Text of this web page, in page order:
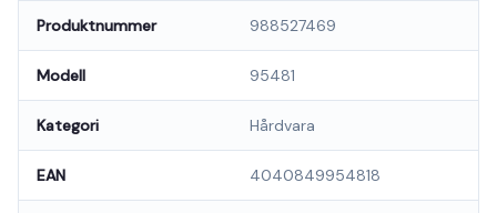
Produktnummer 988527469
Modell 95481
Kategori Hårdvara
EAN 4040849954818